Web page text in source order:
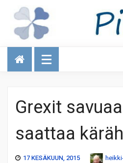
Talous
Grexit
saattaa
17 KESÄKUUN, 2015